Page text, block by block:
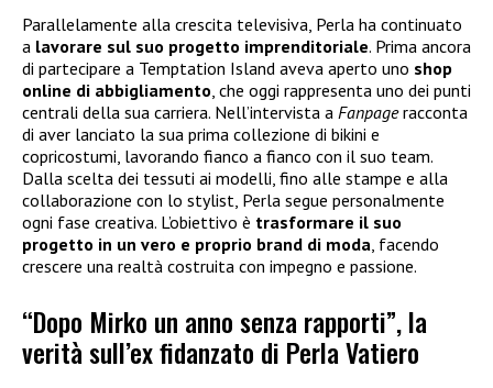
Parallelamente alla crescita televisiva, Perla ha continuato
a lavorare sul suo progetto imprenditoriale. Prima ancora
di partecipare a Temptation Island aveva aperto uno shop
online di abbigliamento , che oggi rappresenta uno dei punti
centrali della sua carriera. Nell’intervista a Fanpageracconta
di aver lanciato la sua prima collezione di bikini e
copricostumi, lavorando fianco a fianco con il suo team.
Dalla scelta dei tessuti ai modelli, fino alle stampe e alla
collaborazione con lo stylist, Perla segue personalmente
ogni fase creativa. L’obiettivo è trasformare il suo
progetto in un vero e proprio brand di moda , facendo
crescere una realtà costruita con impegno e passione.
“Dopo Mirko un anno senza rapporti”, la
verità sull’ex fidanzato di Perla Vatiero